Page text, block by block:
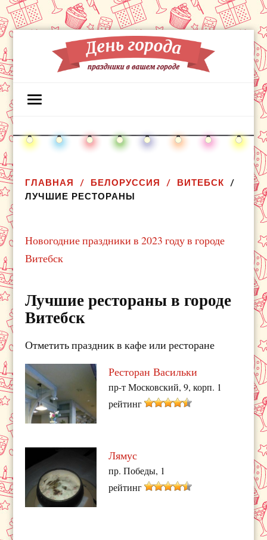
ГЛАВНАЯ БЕЛОРУССИЯ
ВИТЕБСК
ЛУЧШИЕ РЕСТОРАНЫ
Новогодние праздники в 2023 году в городе
Витебск
Лучшие рестораны в городе
Витебск
Отметить праздник в кафе или ресторане
Ресторан Васильки
пр-т Московский, 9, корп. 1
рейтинг
Лямус
пр. Победы, 1
рейтинг